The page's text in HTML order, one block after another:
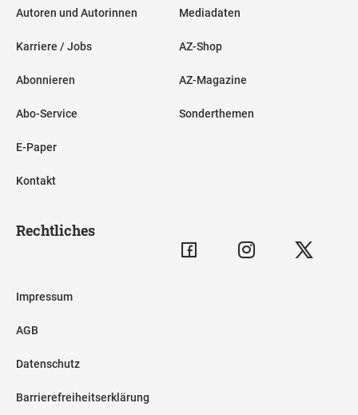
Autoren und Autorinnen
Karriere / Jobs
Abonnieren
Abo-Service
E-Paper
Kontakt
Mediadaten
AZ-Shop
AZ-Magazine
Sonderthemen
Rechtliches
Impressum
AGB
Datenschutz
Barrierefreiheitserklärung